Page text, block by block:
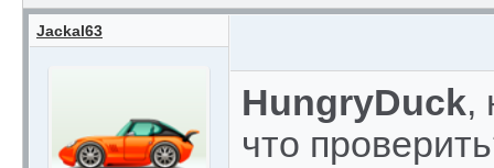
Jackal63
HungryDuck,
что